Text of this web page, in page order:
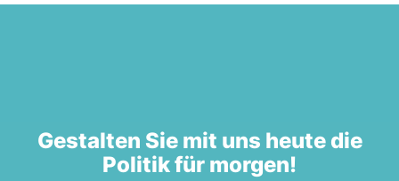
Gestalten Sie mit uns heute die
Politik für morgen!